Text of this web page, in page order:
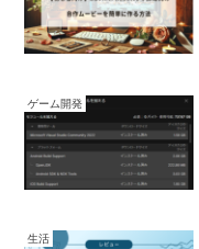
ゲーム開発
生活